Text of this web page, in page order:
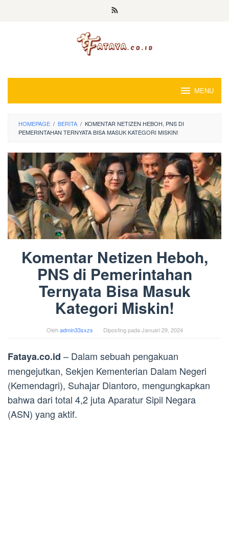
MENU
HOMEPAGE / BERITA / KOMENTAR NETIZEN HEBOH, PNS DI
PEMERINTAHAN TERNYATA BISA MASUK KATEGORI MISKIN!
Komentar Netizen Heboh,
PNS di Pemerintahan
Ternyata Bisa Masuk
Kategori Miskin!
Olehadmin33sxzs Diposting padaJanuari 29, 2024
Fataya.co.id – Dalam sebuah pengakuan
mengejutkan, Sekjen Kementerian Dalam Negeri
(Kemendagri), Suhajar Diantoro, mengungkapkan
bahwa dari total 4,2 juta Aparatur Sipil Negara
(ASN) yang aktif.